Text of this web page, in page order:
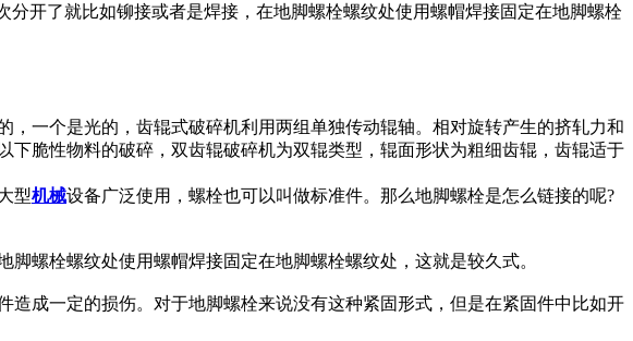
开了就比如铆接或者是焊接，在地脚螺栓螺纹处使用螺帽焊接固定在地脚螺栓
一个是光的，齿辊式破碎机利用两组单独传动辊轴。相对旋转产生的挤轧力和
脆性物料的破碎，双齿辊破碎机为双辊类型，辊面形状为粗细齿辊，齿辊适于
型机械设备广泛使用，螺栓也可以叫做标准件。那么地脚螺栓是怎么链接的呢?
螺栓螺纹处使用螺帽焊接固定在地脚螺栓螺纹处，这就是较久式。
成一定的损伤。对于地脚螺栓来说没有这种紧固形式，但是在紧固件中比如开